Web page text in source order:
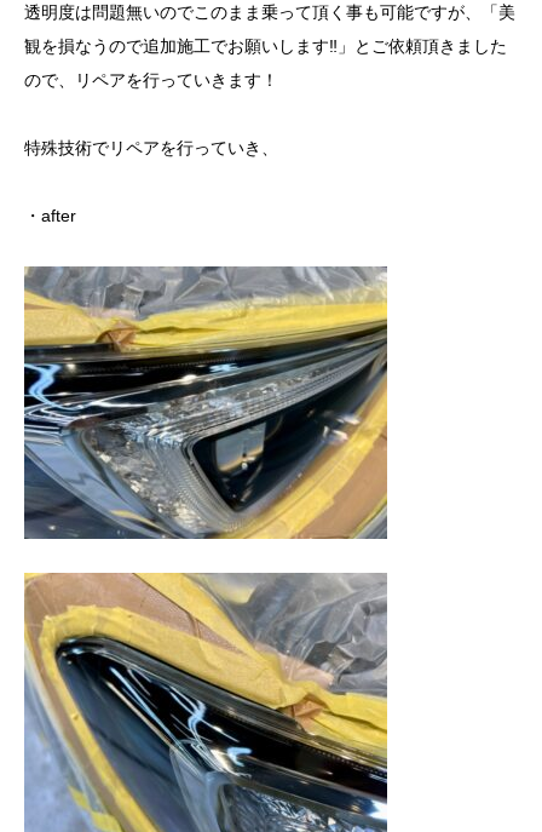
透明度は問題無いのでこのまま乗って頂く事も可能ですが、「美
観を損なうので追加施工でお願いします‼️」とご依頼頂きました
ので、リペアを行っていきます！
特殊技術でリペアを行っていき、
・after